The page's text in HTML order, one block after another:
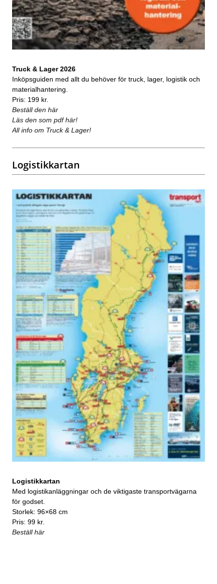
Truck & Lager 2026
Inköpsguiden med allt du behöver för truck, lager, logistik och
materialhantering.
Pris: 199 kr.
Beställ den här
Läs den som pdf här!
All info om Truck & Lager!
Logistikkartan
Logistikkartan
Med logistikanläggningar och de viktigaste transportvägarna
för godset.
Storlek: 96×68 cm
Pris: 99 kr.
Beställ här